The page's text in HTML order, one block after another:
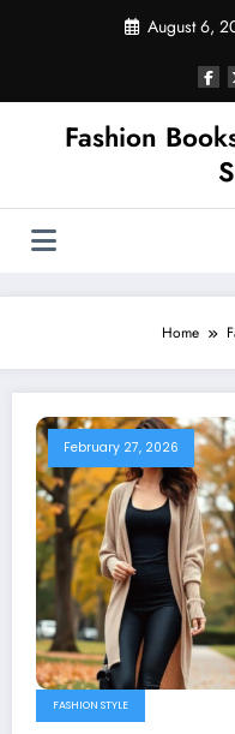
August 6,
Fashion
Home
February 27, 2026
FASHION STYLE